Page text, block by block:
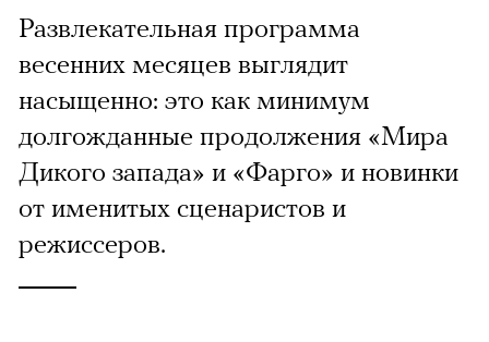
Развлекательная программа
весенних месяцев выглядит
насыщенно: это как минимум
долгожданные продолжения «Мира
Дикого запада» и «Фарго» и новинки
от именитых сценаристов и
режиссеров.